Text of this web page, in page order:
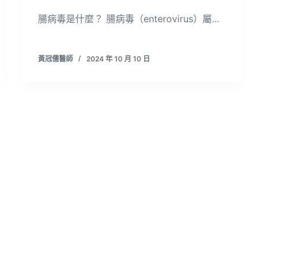
腸病毒是什麼？ 腸病毒（enterovirus）屬…
黃冠儒醫師 2024 年 10 月 10 日